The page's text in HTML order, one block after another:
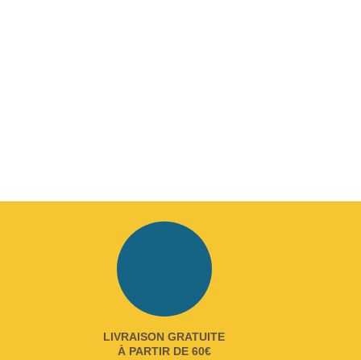
LIVRAISON GRATUITE
À PARTIR DE 60€